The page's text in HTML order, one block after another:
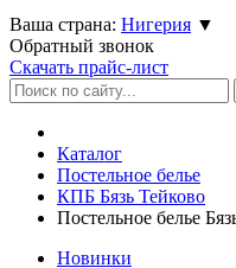
Ваша страна: Нигерия ▼
Обратный звонок
Скачать прайс-лист
Каталог
Постельное белье
КПБ Бязь Тейково
Постельное белье
Новинки